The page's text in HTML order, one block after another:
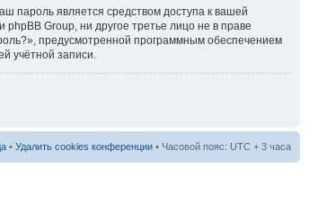
пароль является средством доступа к вашей
Group, ни другое третье лицо не в праве
предусмотренной программным обеспечением
учётной записи.
• Удалить cookies конференции • Часовой пояс: UTC + 3 часа